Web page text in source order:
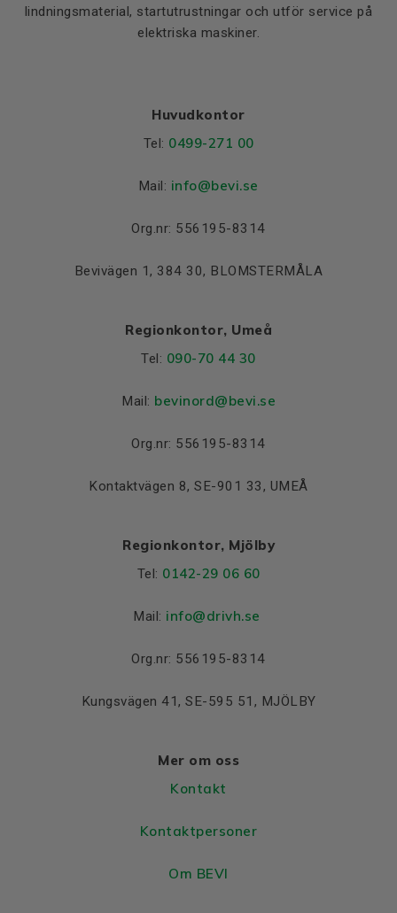
lindningsmaterial, startutrustningar och utför service på
elektriska maskiner.
Huvudkontor
Tel: 0499-271 00
Mail: info@bevi.se
Org.nr: 556195-8314
Bevivägen 1, 384 30, BLOMSTERMÅLA
Regionkontor, Umeå
Tel: 090-70 44 30
Mail: bevinord@bevi.se
Org.nr: 556195-8314
Kontaktvägen 8, SE-901 33, UMEÅ
Regionkontor, Mjölby
Tel: 0142-29 06 60
Mail: info@drivh.se
Org.nr: 556195-8314
Kungsvägen 41, SE-595 51, MJÖLBY
Mer om oss
Kontakt
Kontaktpersoner
Om BEVI